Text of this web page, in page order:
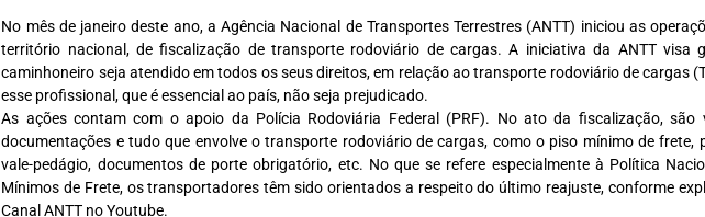
No mês de janeiro deste ano, a Agência Nacional de Transportes Terrestres (ANTT) iniciou as
território nacional, de fiscalização de transporte rodoviário de cargas. A iniciativa da ANTT visa
caminhoneiro seja atendido em todos os seus direitos, em relação ao transporte rodoviário de cargas
esse profissional, que é essencial ao país, não seja prejudicado.
As ações contam com o apoio da Polícia Rodoviária Federal (PRF). No ato da fiscalização, são
documentações e tudo que envolve o transporte rodoviário de cargas, como o piso mínimo de frete,
vale-pedágio, documentos de porte obrigatório, etc. No que se refere especialmente à Política
Mínimos de Frete, os transportadores têm sido orientados a respeito do último reajuste, conforme
Canal ANTT no Youtube.